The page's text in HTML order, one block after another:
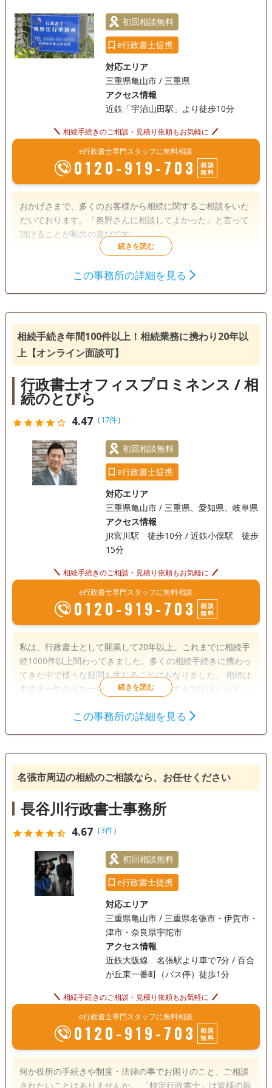
初回相談無料
e行政書士提携
対応エリア
三重県亀山市 / 三重県
アクセス情報
近鉄「宇治山田駅」より徒歩10分
相続手続きのご相談・見積り依頼もお気軽に
e行政書士専門スタッフに無料相談
0120-919-703
相談
無料
おかげさまで、多くのお客様から相続に関するご相談をいた
だいております。「奥野さんに相談してよかった」と言って
頂けることが私共の喜びです。
電話相談可 訪問可 土日相談可 初回相談無料
オンライン面談可
この事務所の詳細を見る
相続手続き年間100件以上！相続業務に携わり20年以
上【オンライン面談可】
行政書士オフィスプロミネンス / 相
続のとびら
starstarstarstarstar_outline 4.47（17件）
初回相談無料
e行政書士提携
対応エリア
三重県亀山市 / 三重県、愛知県、岐阜県
アクセス情報
JR宮川駅 徒歩10分 / 近鉄小俣駅 徒歩
15分
相続手続きのご相談・見積り依頼もお気軽に
e行政書士専門スタッフに無料相談
0120-919-703
相談
無料
私は、行政書士として開業して20年以上。これまでに相続手
続1000件以上関わってきました。多くの相続手続きに携わっ
てきた中で様々な疑問も生じることにもなりました。 相続は
手続き一生のうち一度きり。何度も経験する方はほとんどい
ことも多いはず。 ご家族を亡くされて、どうしていいのか分
していただければ幸いです。 相続に関する悩みや不安を抱え
ていらっしゃいましたら、ご遠慮なくお問い合わせ下さいま
せ。 相続のとびらでは、お客様のお役に立てるよう誠心誠意
ご相談を受けさせて頂きます。
遺産分割
銀行手続き
戸籍収集 相続人調査
訪問可 土日相談可 初回相談無料 18時以降相談可
オンライン面談可 事務所面談可
この事務所の詳細を見る
名張市周辺の相続のご相談なら、お任せください
長谷川行政書士事務所
starstarstarstarstar_half 4.67（3件）
初回相談無料
e行政書士提携
対応エリア
三重県亀山市 / 三重県名張市・伊賀市・
津市・奈良県宇陀市
アクセス情報
近鉄大阪線 名張駅より車で7分 / 百合
が丘東一番町（バス停）徒歩1分
相続手続きのご相談・見積り依頼もお気軽に
e行政書士専門スタッフに無料相談
0120-919-703
相談
無料
何か役所の手続きや制度・法律の事でお困りのこと、ご相談
されたいことはありませんか。 「特定行政書士」は皆様の毎